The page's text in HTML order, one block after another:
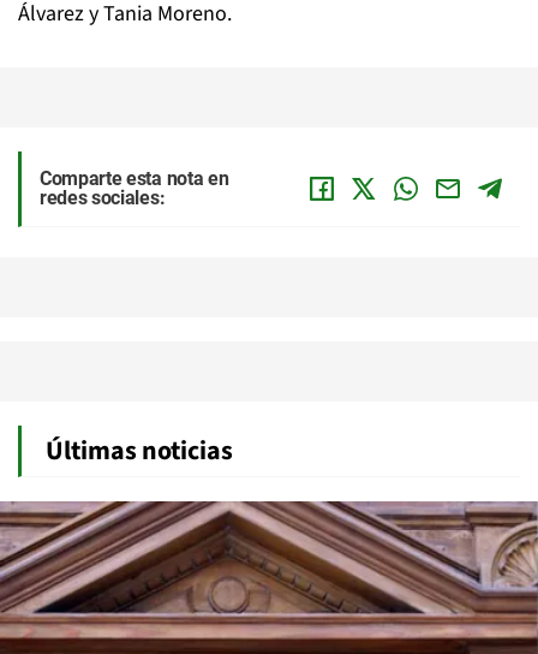
Álvarez y Tania Moreno.
Comparte esta nota en
redes sociales:
Últimas noticias